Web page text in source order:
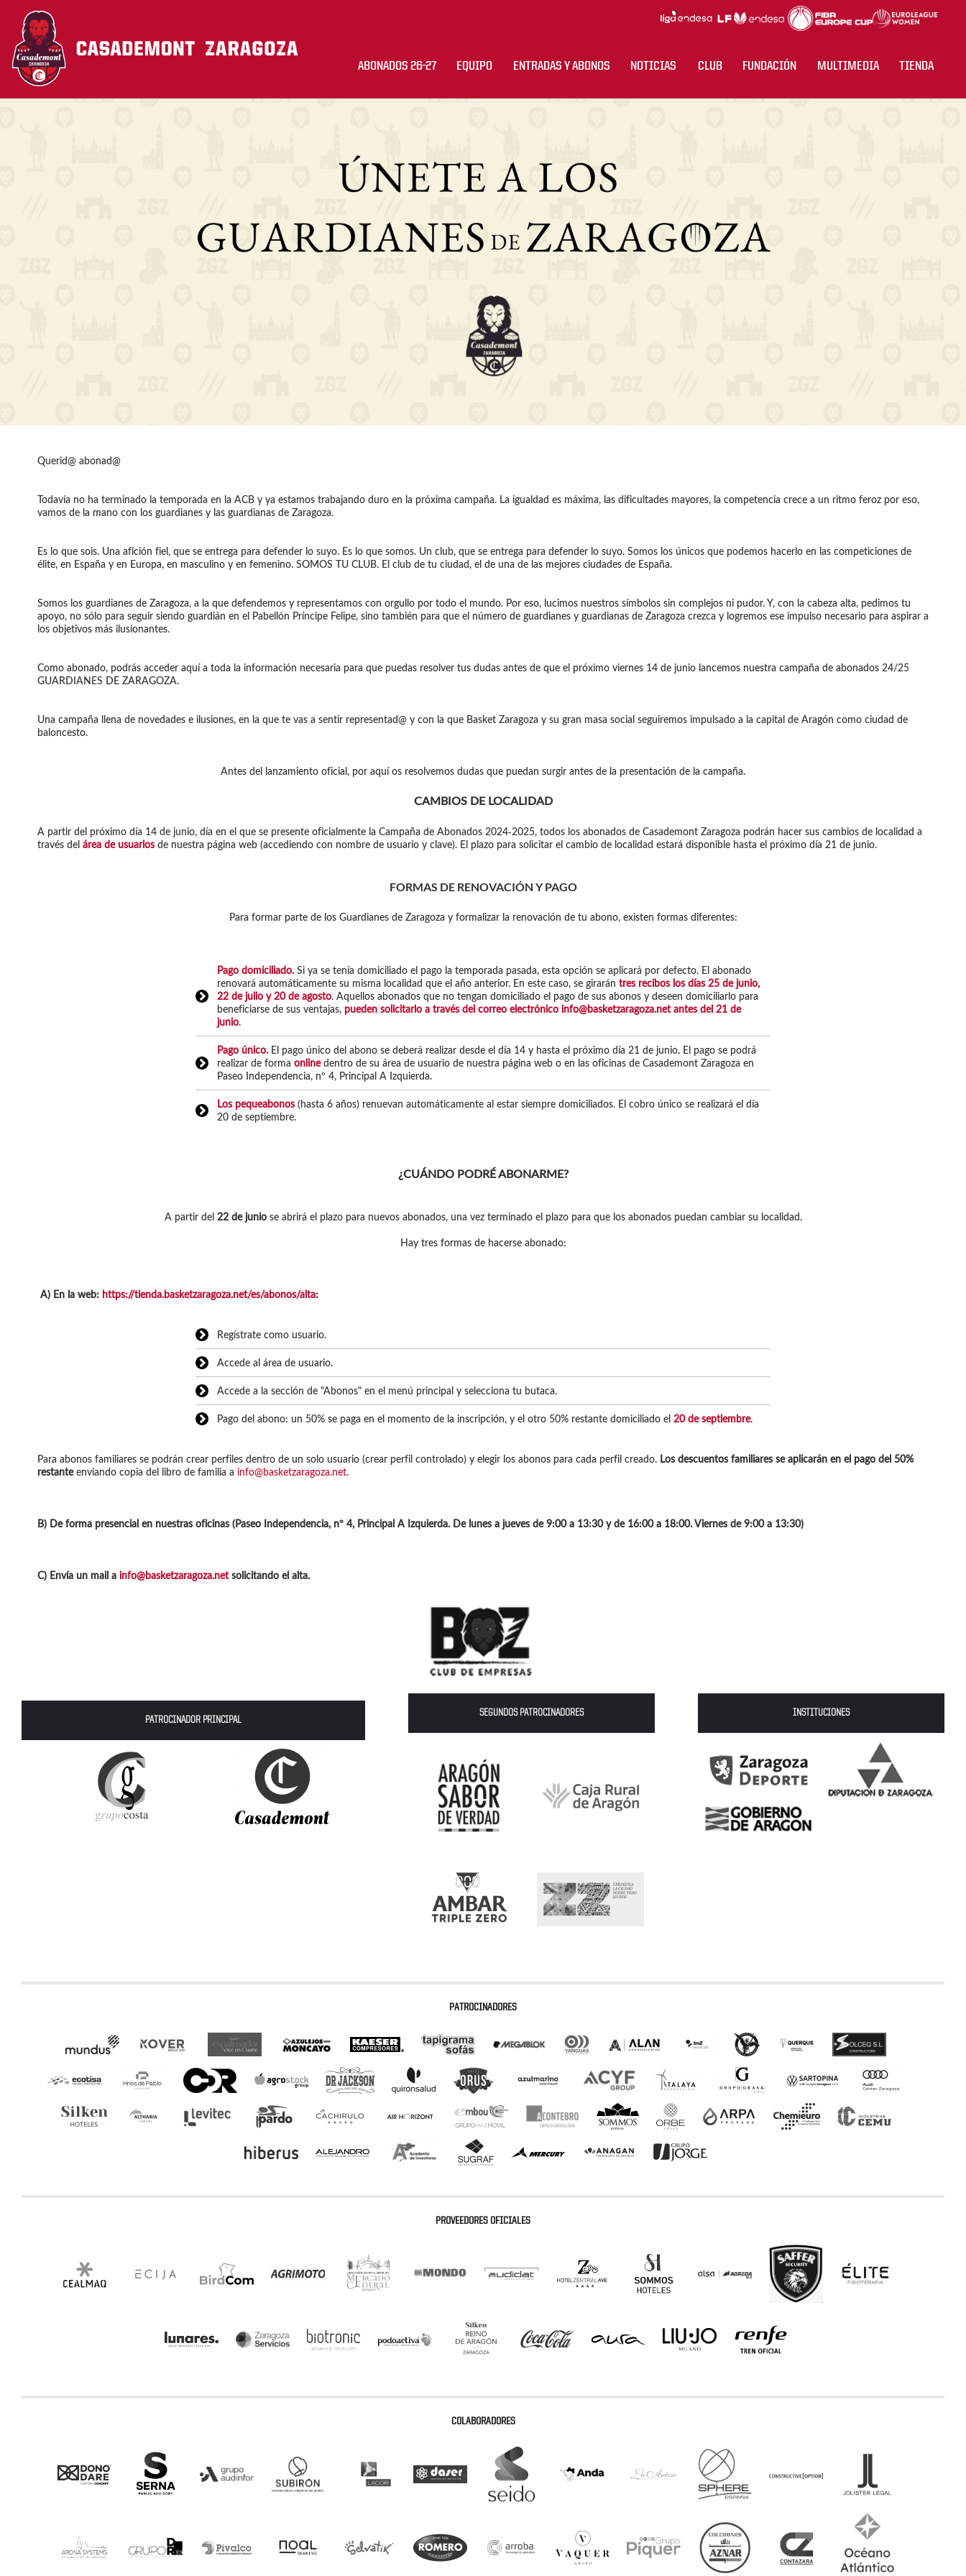
ABONADOS 26-27 EQUIPO ENTRADAS Y ABONOS NOTICIAS CLUB FUNDACIÓN MULTIMEDIA TIENDA
Querid@ abonad@
Todavía no ha terminado la temporada en la ACB y ya estamos trabajando duro en la próxima campaña. La igualdad es máxima, las dificultades mayores, la competencia crece a un ritmo feroz por eso,
vamos de la mano con los guardianes y las guardianas de Zaragoza.
Es lo que sois. Una afición fiel, que se entrega para defender lo suyo. Es lo que somos. Un club, que se entrega para defender lo suyo. Somos los únicos que podemos hacerlo en las competiciones de
élite, en España y en Europa, en masculino y en femenino. SOMOS TU CLUB. El club de tu ciudad, el de una de las mejores ciudades de España.
Somos los guardianes de Zaragoza, a la que defendemos y representamos con orgullo por todo el mundo. Por eso, lucimos nuestros símbolos sin complejos ni pudor. Y, con la cabeza alta, pedimos tu
apoyo, no sólo para seguir siendo guardián en el Pabellón Príncipe Felipe, sino también para que el número de guardianes y guardianas de Zaragoza crezca y logremos ese impulso necesario para aspirar a
los objetivos más ilusionantes.
Como abonado, podrás acceder aquí a toda la información necesaria para que puedas resolver tus dudas antes de que el próximo viernes 14 de junio lancemos nuestra campaña de abonados 24/25
GUARDIANES DE ZARAGOZA.
Una campaña llena de novedades e ilusiones, en la que te vas a sentir representad@ y con la que Basket Zaragoza y su gran masa social seguiremos impulsado a la capital de Aragón como ciudad de
baloncesto.
Antes del lanzamiento oficial, por aquí os resolvemos dudas que puedan surgir antes de la presentación de la campaña.
CAMBIOS DE LOCALIDAD
A partir del próximo día 14 de junio, día en el que se presente oficialmente la Campaña de Abonados 2024-2025, todos los abonados de Casademont Zaragoza podrán hacer sus cambios de localidad a
través del área de usuarios de nuestra página web (accediendo con nombre de usuario y clave). El plazo para solicitar el cambio de localidad estará disponible hasta el próximo día 21 de junio.
FORMAS DE RENOVACIÓN Y PAGO
Para formar parte de los Guardianes de Zaragoza y formalizar la renovación de tu abono, existen formas diferentes:
Pago domiciliado. Si ya se tenía domiciliado el pago la temporada pasada, esta opción se aplicará por defecto. El abonado
renovará automáticamente su misma localidad que el año anterior. En este caso, se girarán tres recibos los días 25 de junio,
22 de julio y 20 de agosto. Aquellos abonados que no tengan domiciliado el pago de sus abonos y deseen domiciliarlo para
beneficiarse de sus ventajas, pueden solicitarlo a través del correo electrónico info@basketzaragoza.netantes del 21 de
junio.
Pago único. El pago único del abono se deberá realizar desde el día 14 y hasta el próximo día 21 de junio. El pago se podrá
realizar de forma onlinedentro de su área de usuario de nuestra página web o en las oficinas de Casademont Zaragoza en
Paseo Independencia, nº 4, Principal A Izquierda.
Los pequeabonos (hasta 6 años) renuevan automáticamente al estar siempre domiciliados. El cobro único se realizará el día
20 de septiembre.
¿CUÁNDO PODRÉ ABONARME?
A partir del 22 de juniose abrirá el plazo para nuevos abonados, una vez terminado el plazo para que los abonados puedan cambiar su localidad.
Hay tres formas de hacerse abonado:
A) En la web: https://tienda.basketzaragoza.net/es/abonos/alta:
Regístrate como usuario.
Accede al área de usuario.
Accede a la sección de "Abonos" en el menú principal y selecciona tu butaca.
Pago del abono: un 50% se paga en el momento de la inscripción, y el otro 50% restante domiciliado el 20 de septiembre.
Para abonos familiares se podrán crear perfiles dentro de un solo usuario (crear perfil controlado) y elegir los abonos para cada perfil creado. Los descuentos familiares se aplicarán en el pago del 50%
restanteenviando copia del libro de familia a info@basketzaragoza.net.
B) De forma presencial en nuestras oficinas (Paseo Independencia, nº 4, Principal A Izquierda. De lunes a jueves de 9:00 a 13:30 y de 16:00 a 18:00. Viernes de 9:00 a 13:30)
C) Envía un mail a info@basketzaragoza.netsolicitando el alta.
PATROCINADOR PRINCIPAL
SEGUNDOS PATROCINADORES INSTITUCIONES
PATROCINADORES
PROVEEDORES OFICIALES
COLABORADORES